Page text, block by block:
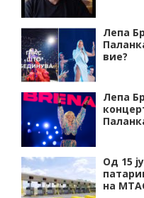
Лепа
вие?
Лепа
Од 15
на